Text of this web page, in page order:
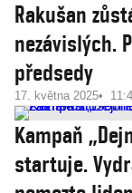
Rakušan
nezávislých.
předsedy
17. května 2025
Kampaň
startuje.